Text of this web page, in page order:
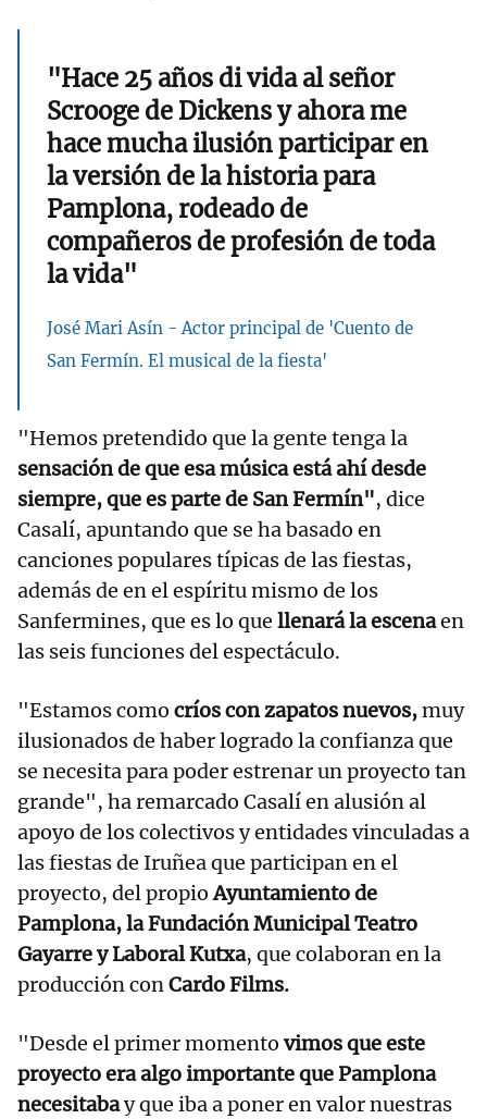
"Hace 25 años di vida al señor
Scrooge de Dickens y ahora me
hace mucha ilusión participar en
la versión de la historia para
Pamplona, rodeado de
compañeros de profesión de toda
la vida"
José Mari Asín - Actor principal de 'Cuento de
San Fermín. El musical de la fiesta'
"Hemos pretendido que la gente tenga la
sensación de que esa música está ahí desde
siempre, que es parte de San Fermín", dice
Casalí, apuntando que se ha basado en
canciones populares típicas de las fiestas,
además de en el espíritu mismo de los
Sanfermines, que es lo que llenará la escenaen
las seis funciones del espectáculo.
"Estamos como críos con zapatos nuevos,muy
ilusionados de haber logrado la confianza que
se necesita para poder estrenar un proyecto tan
grande", ha remarcado Casalí en alusión al
apoyo de los colectivos y entidades vinculadas a
las fiestas de Iruñea que participan en el
proyecto, del propioAyuntamiento de
Pamplona, la Fundación Municipal Teatro
Gayarre y Laboral Kutxa, que colaboran en la
producción conCardo Films.
"Desde el primer momento vimos que este
proyecto era algo importante que Pamplona
necesitabay que iba a poner en valor nuestras